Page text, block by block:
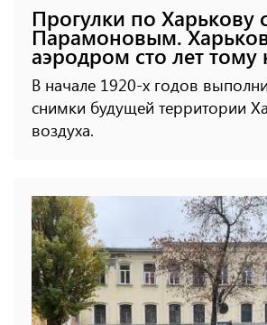
Прогулки по Харькову
Парамоновым.
аэродром сто лет тому
В начале 1920-х годов
снимки будущей территории
воздуха.